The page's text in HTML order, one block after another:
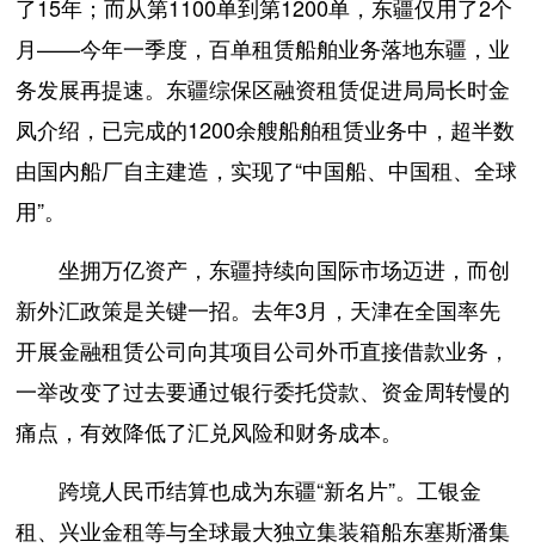
了15年；而从第1100单到第1200单，东疆仅用了2个
月——今年一季度，百单租赁船舶业务落地东疆，业
务发展再提速。东疆综保区融资租赁促进局局长时金
凤介绍，已完成的1200余艘船舶租赁业务中，超半数
由国内船厂自主建造，实现了“中国船、中国租、全球
用”。
坐拥万亿资产，东疆持续向国际市场迈进，而创
新外汇政策是关键一招。去年3月，天津在全国率先
开展金融租赁公司向其项目公司外币直接借款业务，
一举改变了过去要通过银行委托贷款、资金周转慢的
痛点，有效降低了汇兑风险和财务成本。
跨境人民币结算也成为东疆“新名片”。工银金
租、兴业金租等与全球最大独立集装箱船东塞斯潘集